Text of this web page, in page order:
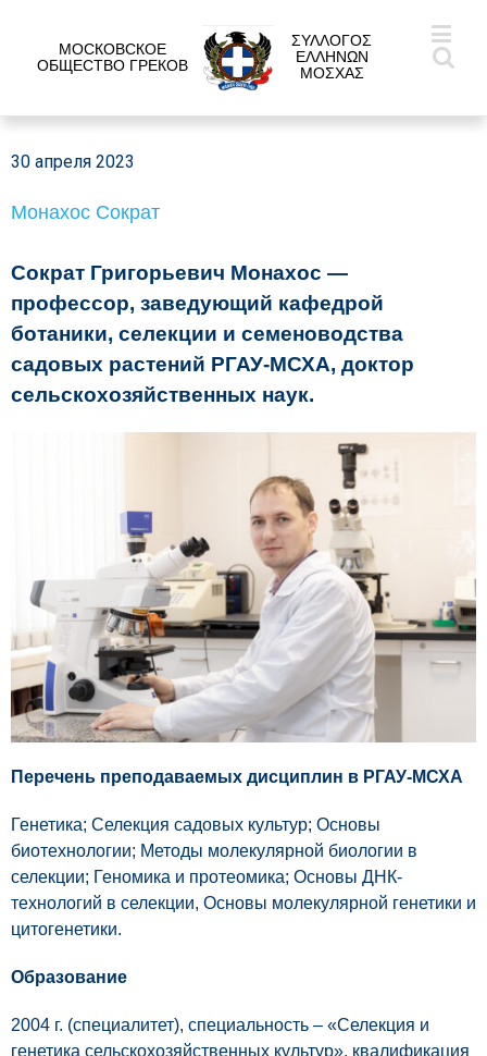
МОСКОВСКОЕ
ОБЩЕСТВО ГРЕКОВ
ΣΥΛΛΟΓΟΣ
ΕΛΛΗΝΩΝ
ΜΟΣΧΑΣ
30 апреля 2023
Монахос Сократ
Сократ Григорьевич Монахос —
профессор, заведующий кафедрой
ботаники, селекции и семеноводства
садовых растений РГАУ-МСХА, доктор
сельскохозяйственных наук.
Перечень преподаваемых дисциплин в РГАУ-МСХА
Генетика; Селекция садовых культур; Основы
биотехнологии; Методы молекулярной биологии в
селекции; Геномика и протеомика; Основы ДНК-
технологий в селекции, Основы молекулярной генетики и
цитогенетики.
Образование
2004 г. (специалитет), специальность – «Селекция и
генетика сельскохозяйственных культур», квалификация